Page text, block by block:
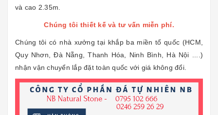
và cao 2.35m.
Chúng tôi thiết kế và tư vấn miễn phí.
Chúng tôi có nhà xưởng tại khắp ba miền tổ quốc (HCM,
Quy Nhơn, Đà Nẵng, Thanh Hóa, Ninh Bình, Hà Nội ....)
nhận vận chuyển lắp đặt toàn quốc với giá không đổi.